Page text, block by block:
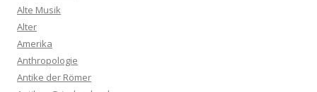
Alte Musik
Alter
Amerika
Anthropologie
Antike der Römer